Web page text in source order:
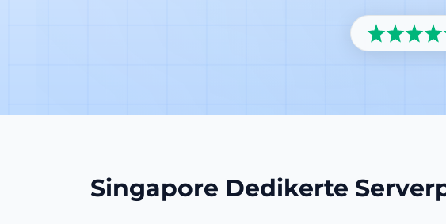
Singapore Dedikerte